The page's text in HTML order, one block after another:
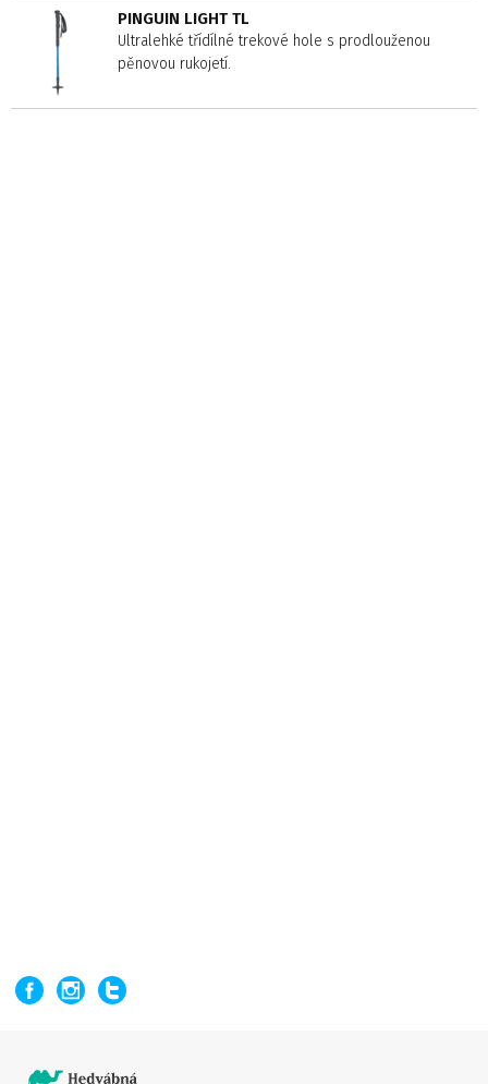
PINGUIN LIGHT TL
Ultralehké třídílné trekové hole s prodlouženou
pěnovou rukojetí.